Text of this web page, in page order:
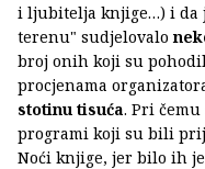
i ljubitelja knjige…) i da
terenu" sudjelovalo
broj onih koji su
procjenama
stotinu tisuća. Pri
programi koji su bili
Noći knjige, jer bilo ih